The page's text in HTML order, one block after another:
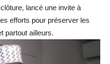
lancé une invite à
efforts pour préserver les
partout ailleurs.